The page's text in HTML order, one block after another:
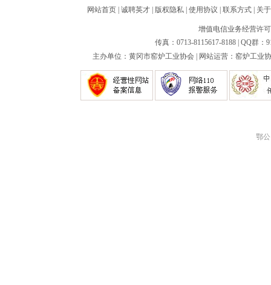
网站首页 诚聘英才 版权隐私 使用协议 联系方式 关
增值电信业务经营许
传真：0713-8115617-8188 | QQ群：
主办单位：黄冈市窑炉工业协会 | 网站运营：窑炉工业
鄂公